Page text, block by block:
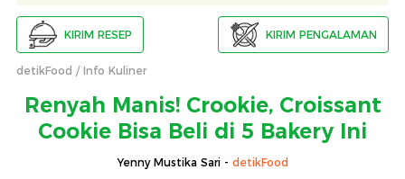
KIRIM RESEP KIRIM PENGALAMAN
detikFood Info Kuliner
Renyah Manis! Crookie, Croissant
Cookie Bisa Beli di 5 Bakery Ini
Yenny Mustika Sari - detikFood